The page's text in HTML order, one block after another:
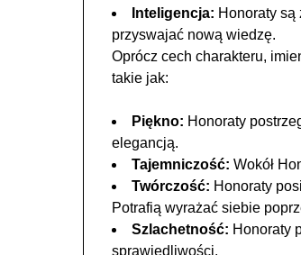
Inteligencja: Honoraty
przyswajać nową wiedzę.
Oprócz cech charakteru,
takie jak:
Piękno: Honoraty
elegancją.
Tajemniczość: Wokół
Twórczość: Honoraty
Potrafią wyrażać siebie
Szlachetność: Honoraty
sprawiedliwości.